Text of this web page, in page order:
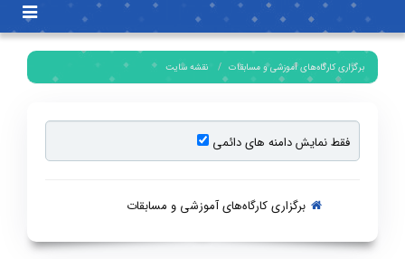
Toggle
برگزاری کارگاه‌های آموزشی و مسابقات نقشه سایت
فقط نمایش دامنه های دائمی
برگزاری کارگاه‌های آموزشی و مسابقات